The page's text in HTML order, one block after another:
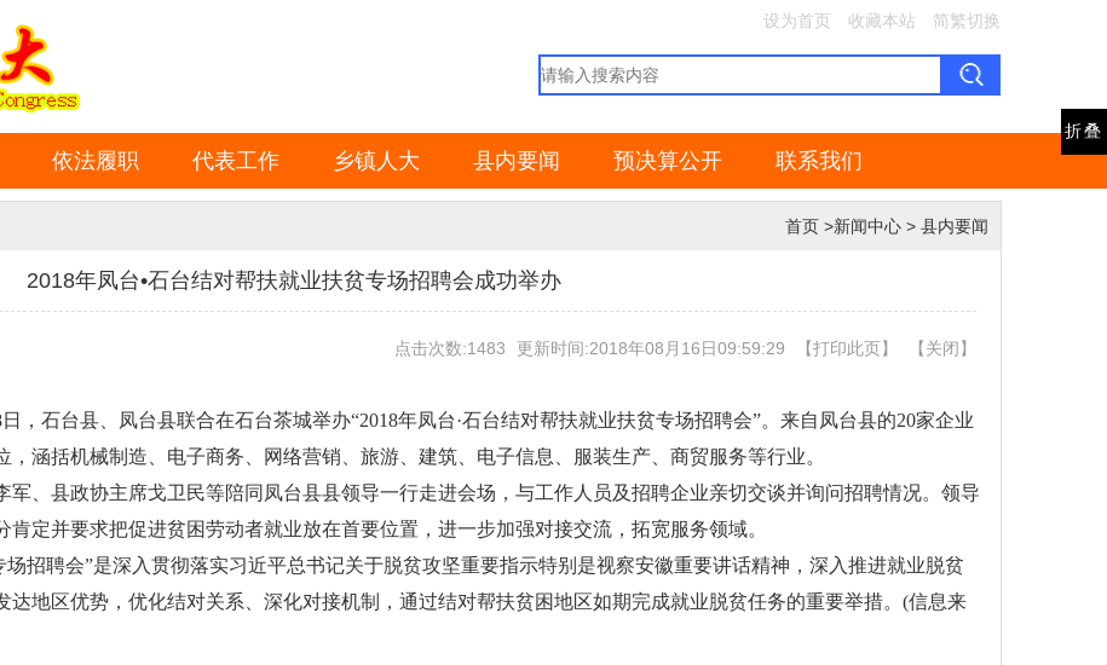
折叠
设为首页 收藏本站 简繁切换
依法履职 代表工作 乡镇人大 县内要闻 预决算公开 联系我们
首页 >新闻中心 > 县内要闻
2018年凤台•石台结对帮扶就业扶贫专场招聘会成功举办
点击次数:1483 更新时间:2018年08月16日09:59:29 【打印此页】 【关闭】
，石台县、凤台县联合在石台茶城举办“2018年凤台·石台结对帮扶就业扶贫专场招聘会”。来自凤台县的20家企业
，涵括机械制造、电子商务、网络营销、旅游、建筑、电子信息、服装生产、商贸服务等行业。
、县政协主席戈卫民等陪同凤台县县领导一行走进会场，与工作人员及招聘企业亲切交谈并询问招聘情况。领导
定并要求把促进贫困劳动者就业放在首要位置，进一步加强对接交流，拓宽服务领域。
招聘会”是深入贯彻落实习近平总书记关于脱贫攻坚重要指示特别是视察安徽重要讲话精神，深入推进就业脱贫
地区优势，优化结对关系、深化对接机制，通过结对帮扶贫困地区如期完成就业脱贫任务的重要举措。(信息来